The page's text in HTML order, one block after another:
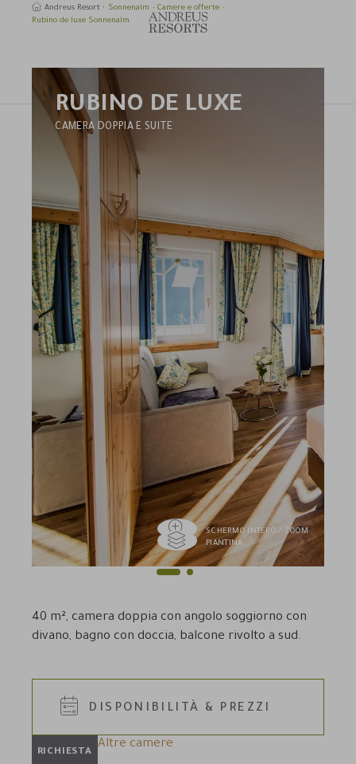
Andreus Resort Sonnenalm
Camere e offerte
Rubino de luxe Sonnenalm
RUBINO DE LUXE
CAMERA DOPPIA E SUITE
SCHERMO INTERO / ZOOM
PIANTINA
1 2
40 m², camera doppia con angolo soggiorno con
divano, bagno con doccia, balcone rivolto a sud.
RICHIESTA
DISPONIBILITÀ & PREZZI
Altre camere